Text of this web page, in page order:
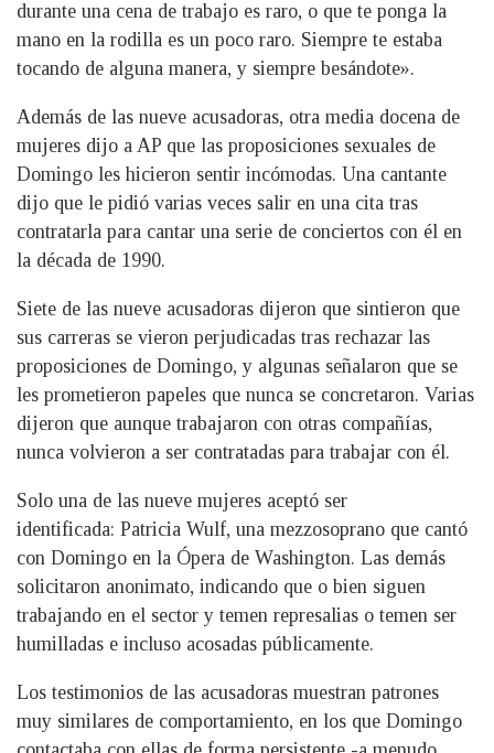
durante una cena de trabajo es raro, o que te ponga la
mano en la rodilla es un poco raro. Siempre te estaba
tocando de alguna manera, y siempre besándote».
Además de las nueve acusadoras, otra media docena de
mujeres dijo a AP que las proposiciones sexuales de
Domingo les hicieron sentir incómodas. Una cantante
dijo que le pidió varias veces salir en una cita tras
contratarla para cantar una serie de conciertos con él en
la década de 1990.
Siete de las nueve acusadoras dijeron que sintieron que
sus carreras se vieron perjudicadas tras rechazar las
proposiciones de Domingo, y algunas señalaron que se
les prometieron papeles que nunca se concretaron. Varias
dijeron que aunque trabajaron con otras compañías,
nunca volvieron a ser contratadas para trabajar con él.
Solo una de las nueve mujeres aceptó ser
identificada: Patricia Wulf, una mezzosoprano que cantó
con Domingo en la Ópera de Washington. Las demás
solicitaron anonimato, indicando que o bien siguen
trabajando en el sector y temen represalias o temen ser
humilladas e incluso acosadas públicamente.
Los testimonios de las acusadoras muestran patrones
muy similares de comportamiento, en los que Domingo